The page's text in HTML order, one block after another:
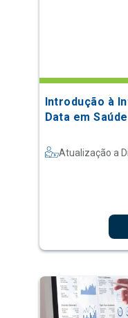
Introdução à
Data em Saúde
Atualização a